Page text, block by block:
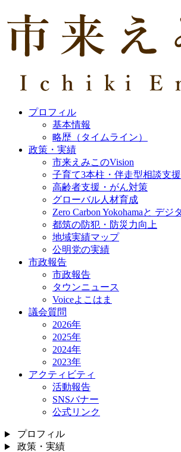
プロフィル
基本情報
略歴（タイムライン）
政策・実績
市来えみこのVision
子育て3本柱・伴走型相談支
高齢者支援・がん対策
グローバル人材育成
Zero Carbon Yokohamaと デジ
都筑の防犯・防災力向上
地域実績マップ
公明党の実績
市政報告
市政報告
タウンニュース
Voiceよこはま
議会質問
2026年
2025年
2024年
2023年
アクティビティ
活動報告
SNSバナー
公式リンク
プロフィル
政策・実績